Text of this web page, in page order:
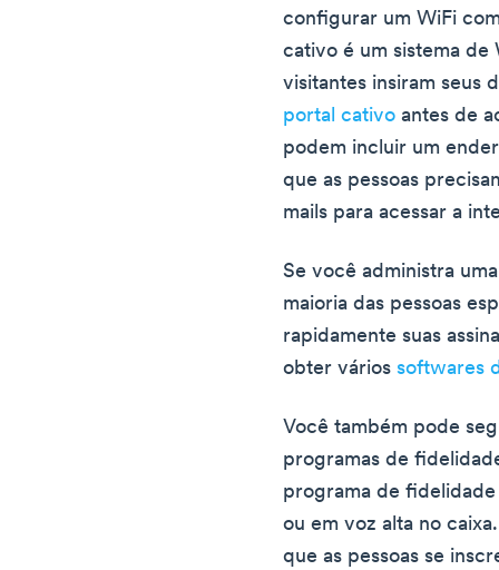
configurar um WiFi
cativo é um sistema de
visitantes insiram seus
portal cativo antes de
podem incluir um
que as pessoas
mails para acessar a
Se você administra
maioria das pessoas
rapidamente suas
obter váriossoftwares
Você também pode
programas de
programa de
ou em voz alta no
que as pessoas se